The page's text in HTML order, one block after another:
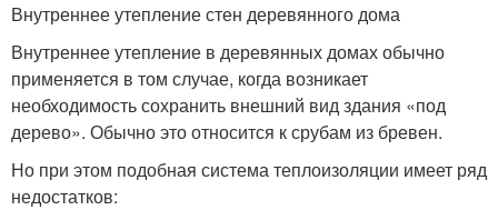
Внутреннее утепление стен деревянного дома
Внутреннее утепление в деревянных домах обычно
применяется в том случае, когда возникает
необходимость сохранить внешний вид здания «под
дерево». Обычно это относится к срубам из бревен.
Но при этом подобная система теплоизоляции имеет ряд
недостатков: